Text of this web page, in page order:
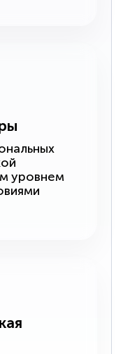
уровнем